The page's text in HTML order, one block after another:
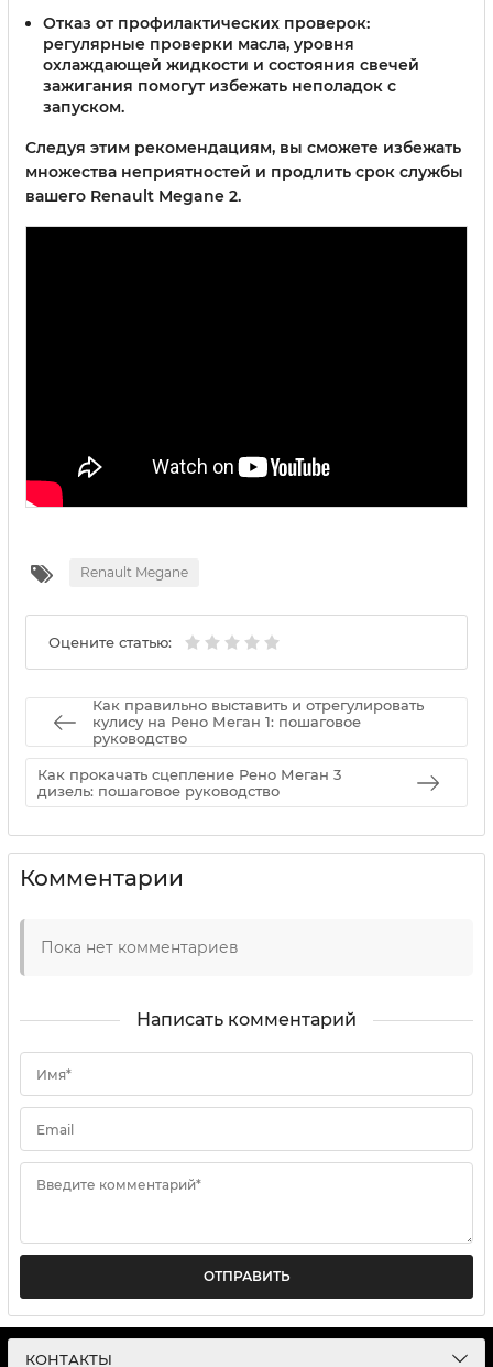
Отказ от профилактических проверок:
регулярные проверки масла, уровня
охлаждающей жидкости и состояния свечей
зажигания помогут избежать неполадок с
запуском.
Следуя этим рекомендациям, вы сможете избежать
множества неприятностей и продлить срок службы
вашего Renault Megane 2.
Renault Megane
Оцените статью:
Как правильно выставить и отрегулировать
кулису на Рено Меган 1: пошаговое
руководство
Как прокачать сцепление Рено Меган 3
дизель: пошаговое руководство
Комментарии
Пока нет комментариев
Написать комментарий
Имя*
Email
Введите комментарий*
ОТПРАВИТЬ
КОНТАКТЫ